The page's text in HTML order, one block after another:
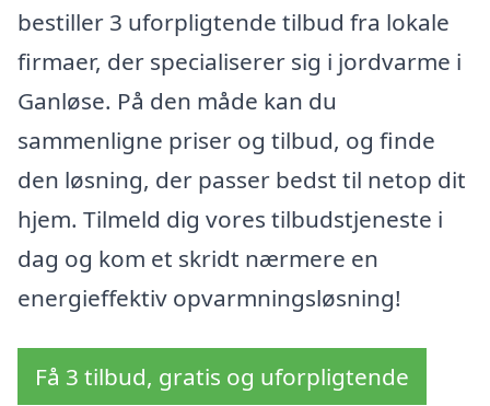
bestiller 3 uforpligtende tilbud fra lokale
firmaer, der specialiserer sig i jordvarme i
Ganløse. På den måde kan du
sammenligne priser og tilbud, og finde
den løsning, der passer bedst til netop dit
hjem. Tilmeld dig vores tilbudstjeneste i
dag og kom et skridt nærmere en
energieffektiv opvarmningsløsning!
Få 3 tilbud, gratis og uforpligtende